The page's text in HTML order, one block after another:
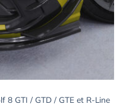
8 GTI / GTD / GTE et R-Line